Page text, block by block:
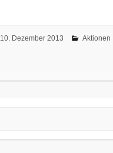
10. Dezember 2013 Aktionen